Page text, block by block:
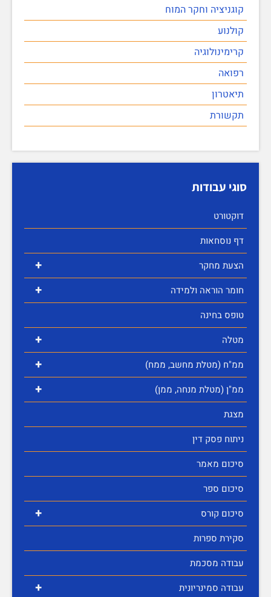
קוגניציה וחקר המוח
קולנוע
קרימינולוגיה
רפואה
תיאטרון
תקשורת
סוגי עבודות
דוקטורט
דף נוסחאות
+ הצעת מחקר
+
חומר הוראה ולמידה
טופס בחינה
+ מטלה
+ ממ"ח (מטלת מחשב, ממח)
+
ממ"ן (מטלת מנחה, ממן)
מצגת
ניתוח פסק דין
סיכום מאמר
סיכום ספר
+
סיכום קורס
סקירת ספרות
עבודה מסכמת
+
עבודה סמינריונית